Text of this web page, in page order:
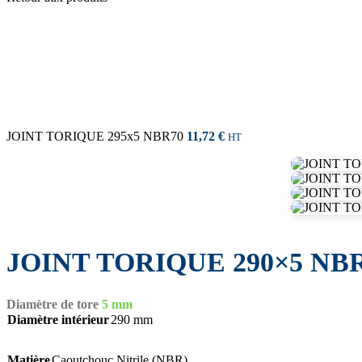
JOINT TORIQUE 295x5 NBR70 11,72 € HT
JOINT TORIQUE 290×5
Diamètre de tore 5 mm
Diamètre intérieur290 mm